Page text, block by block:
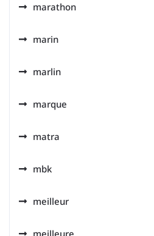
marathon
marin
marlin
marque
matra
mbk
meilleur
meilleure